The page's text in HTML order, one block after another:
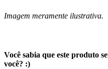
Imagem meramente ilustrativa.
Você sabia que este produto
você? :)